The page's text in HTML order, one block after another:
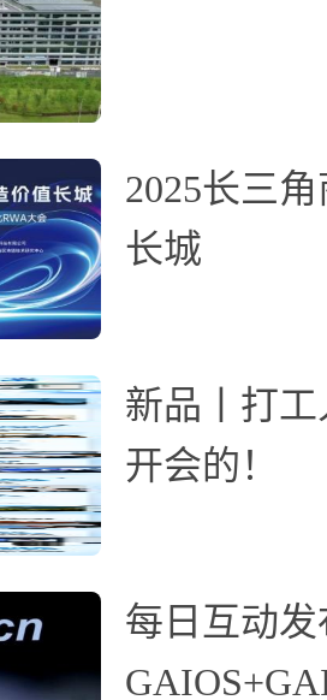
2025长三
长城
新品丨打工
开会的！
每日互动